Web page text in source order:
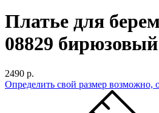
Платье для
08829 бирюзовый
2490 р.
Определить свой размер возможно,